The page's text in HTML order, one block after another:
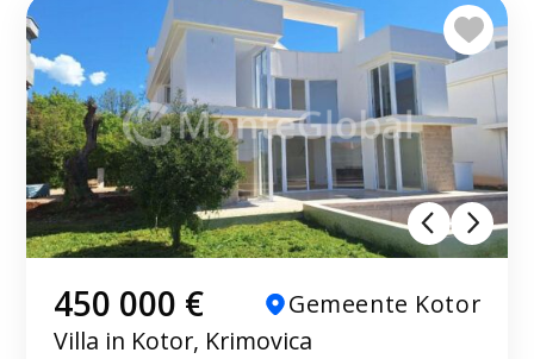
450 000 €
Gemeente Kotor
Villa in Kotor, Krimovica